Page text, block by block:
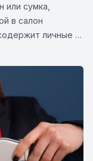
или сумка,
в салон
личные и
могут